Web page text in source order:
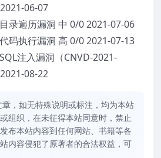
06-07
录遍历漏洞 中 0/0 2021-07-06
码执行漏洞 高 0/0 2021-07-13
注入漏洞（CNVD-2021-
08-22
，如无特殊说明或标注，均为本站
组织，在未征得本站同意时，禁止
布本站内容到任何网站、书籍等各
内容侵犯了原著者的合法权益，可